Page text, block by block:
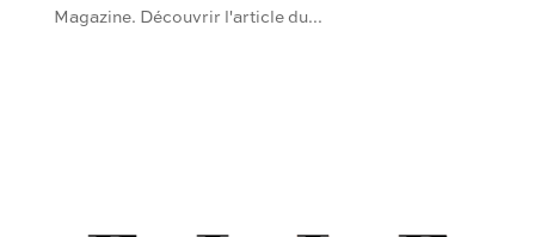
Magazine. Découvrir l'article du...